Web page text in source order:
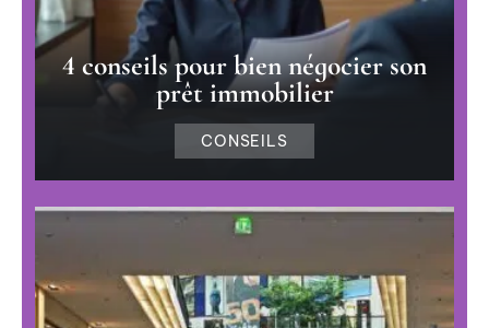
4 conseils pour bien négocier son
prêt immobilier
CONSEILS